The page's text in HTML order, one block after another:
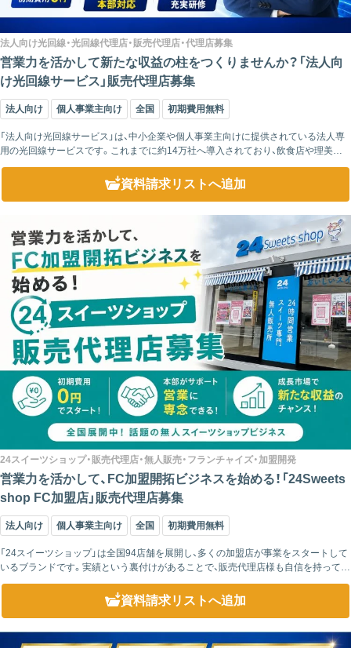
法人向け光回線・光回線代理店・販売代理店・代理店募集
営業力を活かして新たな収益の柱をつくりませんか？「法人向
け光回線サービス」販売代理店募集
法人向け 個人事業主向け 全国 初期費用無料
「法人向け光回線サービス」は、中小企業や個人事業主向けに提供されている法人専
用の光回線サービスです。これまでに約14万社へ導入されており、飲食店や理美容
業、建設業、小売業、サービス業など、さまざまな業種で利用されています。さらに、
資料請求リストへ追加
24スイーツショップ・販売代理店・無人販売・フランチャイズ・加盟開発
営業力を活かして、FC加盟開拓ビジネスを始める！「24Sweets
shop FC加盟店」販売代理店募集
法人向け 個人事業主向け 全国 初期費用無料
「24スイーツショップ」は全国94店舗を展開し、多くの加盟店が事業をスタートして
いるブランドです。実績という裏付けがあることで、販売代理店様も自信を持って提
案を進められます。 さらに、24時間営業の無人販売モデルに加え、人気スイー...
資料請求リストへ追加